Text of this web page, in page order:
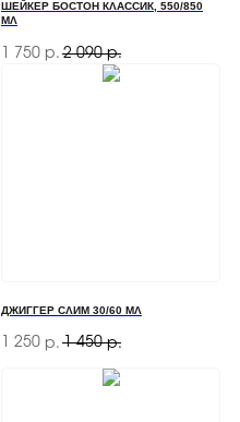
ШЕЙКЕР БОСТОН КЛАССИК, 550/850
МЛ
1 750 р. 2 090 р.
ДЖИГГЕР СЛИМ 30/60 МЛ
1 250 р. 1 450 р.